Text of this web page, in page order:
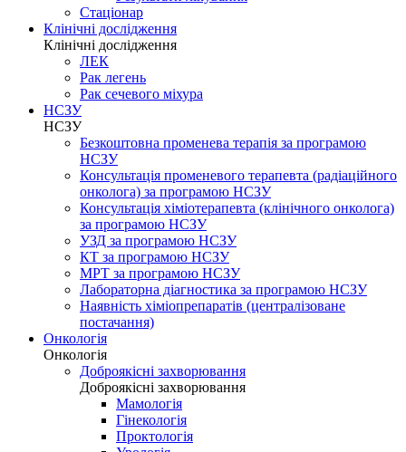
Стаціонар
Клінічні дослідження
Клінічні дослідження
ЛЕК
Рак легень
Рак сечевого міхура
НСЗУ
НСЗУ
Безкоштовна променева терапія за програмою
НСЗУ
Консультація променевого терапевта (радіаційного
онколога) за програмою НСЗУ
Консультація хіміотерапевта (клінічного онколога)
за програмою НСЗУ
УЗД за програмою НСЗУ
КТ за програмою НСЗУ
МРТ за програмою НСЗУ
Лабораторна діагностика за програмою НСЗУ
Наявність хіміопрепаратів (централізоване
постачання)
Онкологія
Онкологія
Доброякісні захворювання
Доброякісні захворювання
Мамологія
Гінекологія
Проктологія